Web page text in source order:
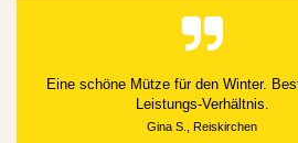
Alles gut geklappt
Datum der Kauferfahrung: 21.07.2026